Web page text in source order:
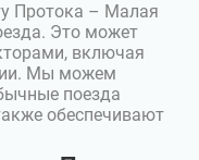
Протока – Малая
Это может
включая
Мы можем
поезда
обеспечивают